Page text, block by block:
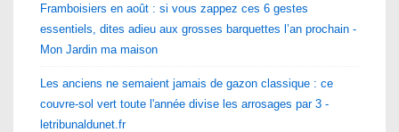
Framboisiers en août : si vous zappez ces 6 gestes
essentiels, dites adieu aux grosses barquettes l’an prochain -
Mon Jardin ma maison
Les anciens ne semaient jamais de gazon classique : ce
couvre-sol vert toute l'année divise les arrosages par 3 -
letribunaldunet.fr